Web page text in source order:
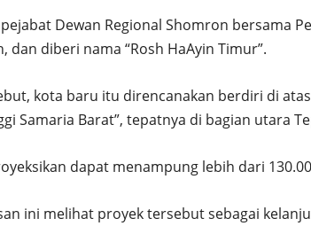
Dewan Regional Shomron bersama
dan diberi nama “Rosh HaAyin Timur”.
kota baru itu direncanakan berdiri di
Samaria Barat”, tepatnya di bagian utara
dapat menampung lebih dari
ini melihat proyek tersebut sebagai